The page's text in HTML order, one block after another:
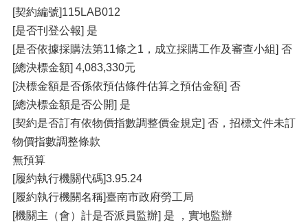
[契約編號]115LAB012
[是否刊登公報] 是
[是否依據採購法第11條之1，成立採購工作及審查小組] 否
[總決標金額] 4,083,330元
[決標金額是否係依預估條件估算之預估金額] 否
[總決標金額是否公開] 是
[契約是否訂有依物價指數調整價金規定] 否，招標文件未訂
物價指數調整條款
無預算
[履約執行機關代碼]3.95.24
[履約執行機關名稱]臺南市政府勞工局
[機關主（會）計是否派員監辦] 是 ，實地監辦